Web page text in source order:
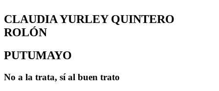
CLAUDIA YURLEY QUINTERO
ROLÓN
PUTUMAYO
No a la trata, sí al buen trato